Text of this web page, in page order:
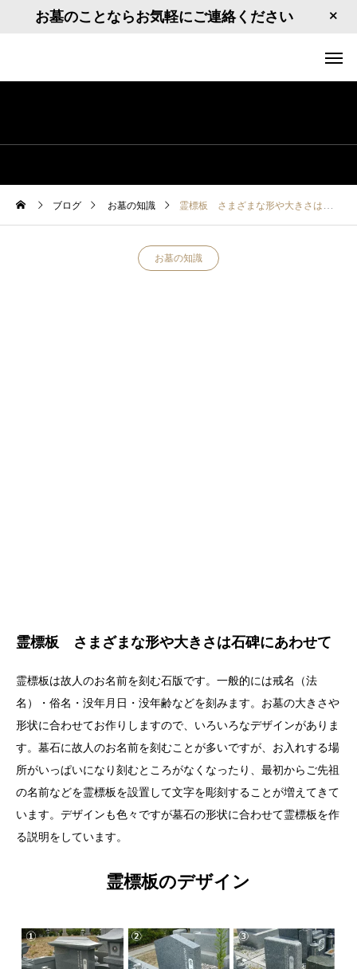
お墓のことならお気軽にご連絡ください
ブログ お墓の知識 霊標板 さまざまな形や大きさは石碑にあわせて
お墓の知識
霊標板 さまざまな形や大きさは石碑にあわせて
霊標板は故人のお名前を刻む石版です。一般的には戒名（法
名）・俗名・没年月日・没年齢などを刻みます。お墓の大きさや
形状に合わせてお作りしますので、いろいろなデザインがありま
す。墓石に故人のお名前を刻むことが多いですが、お入れする場
所がいっぱいになり刻むところがなくなったり、最初からご先祖
の名前などを霊標板を設置して文字を彫刻することが増えてきて
います。デザインも色々ですが墓石の形状に合わせて霊標板を作
る説明をしています。
霊標板のデザイン